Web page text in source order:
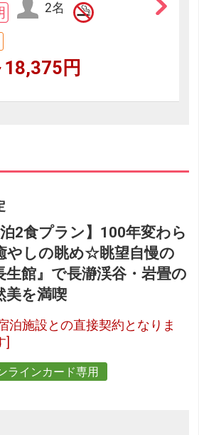
2名
円
泊2食プラン】100年変わら
やしの眺め☆眺望自慢の
生館』で長瀞渓谷・岩畳の
美を満喫
泊施設との直接契約となりま
]
ラインカード専用